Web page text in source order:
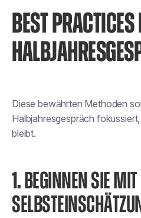
BEST
Diese bewährten Methoden
Halbjahresgespräch
bleibt.
1. BEGINNEN SIE